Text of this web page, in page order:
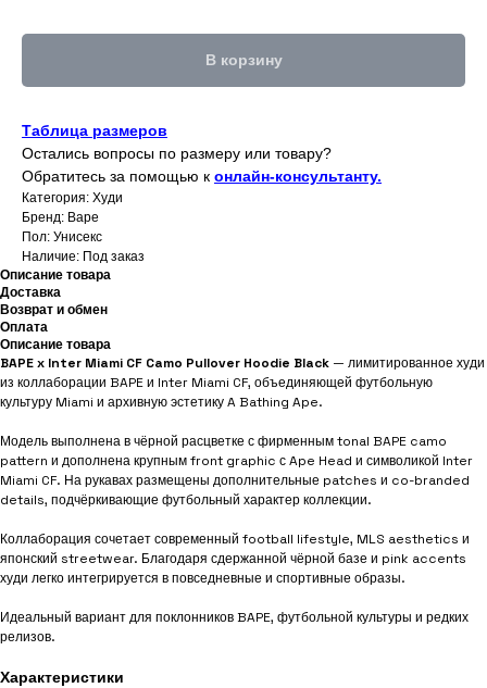
В корзину
Таблица размеров
Остались вопросы по размеру или товару?
Обратитесь за помощью к онлайн-консультанту.
Категория: Худи
Бренд: Bape
Пол: Унисекс
Наличие: Под заказ
Описание товара
Доставка
Возврат и обмен
Оплата
Описание товара
BAPE x Inter Miami CF Camo Pullover Hoodie Black — лимитированное худи
из коллаборации BAPE и Inter Miami CF, объединяющей футбольную
культуру Miami и архивную эстетику A Bathing Ape.
Модель выполнена в чёрной расцветке с фирменным tonal BAPE camo
pattern и дополнена крупным front graphic с Ape Head и символикой Inter
Miami CF. На рукавах размещены дополнительные patches и co-branded
details, подчёркивающие футбольный характер коллекции.
Коллаборация сочетает современный football lifestyle, MLS aesthetics и
японский streetwear. Благодаря сдержанной чёрной базе и pink accents
худи легко интегрируется в повседневные и спортивные образы.
Идеальный вариант для поклонников BAPE, футбольной культуры и редких
релизов.
Характеристики